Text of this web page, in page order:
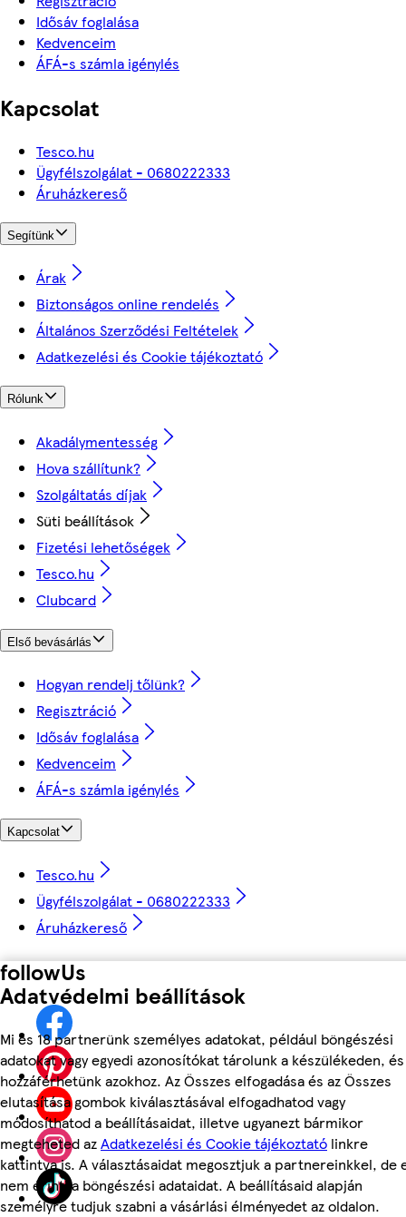
Adatvédelmi beállítások
Mi és 18 partnerünk személyes adatokat, például böngészési
adatokat vagy egyedi azonosítókat tárolunk a készülékeden, és
hozzáférhetünk azokhoz. Az Összes elfogadása és az Összes
elutasítása gombok kiválasztásával elfogadhatod vagy
módosíthatod a beállításaidat, illetve ugyanezt bármikor
megteheted azAdatkezelési és Cookie tájékoztató linkre
kattintva is. A választásaidat megosztjuk a partnereinkkel, de
nem érinti a böngészési adataidat. A beállításaid alapján
személyre tudjuk szabni a vásárlási élményedet az oldalon.
Idősáv foglalása
Kedvenceim
ÁFÁ-s számla igénylés
Kapcsolat
Tesco.hu
Ügyfélszolgálat - 0680222333
Áruházkereső
Segítünk
Árak
Biztonságos online rendelés
Általános Szerződési Feltételek
Adatkezelési és Cookie tájékoztató
Rólunk
Akadálymentesség
Hova szállítunk?
Szolgáltatás díjak
Süti beállítások
Fizetési lehetőségek
Tesco.hu
Clubcard
Első bevásárlás
Hogyan rendelj tőlünk?
Regisztráció
Idősáv foglalása
Kedvenceim
ÁFÁ-s számla igénylés
Kapcsolat
Tesco.hu
Ügyfélszolgálat - 0680222333
Áruházkereső
followUs